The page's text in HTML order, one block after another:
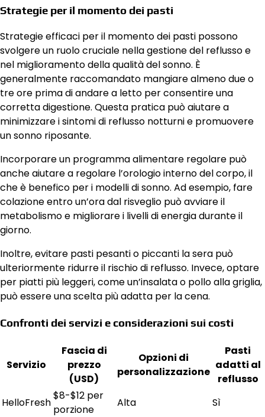
Strategie per il momento dei pasti
Strategie efficaci per il momento dei pasti possono
svolgere un ruolo cruciale nella gestione del reflusso e
nel miglioramento della qualità del sonno. È
generalmente raccomandato mangiare almeno due o
tre ore prima di andare a letto per consentire una
corretta digestione. Questa pratica può aiutare a
minimizzare i sintomi di reflusso notturni e promuovere
un sonno riposante.
Incorporare un programma alimentare regolare può
anche aiutare a regolare l’orologio interno del corpo, il
che è benefico per i modelli di sonno. Ad esempio, fare
colazione entro un’ora dal risveglio può avviare il
metabolismo e migliorare i livelli di energia durante il
giorno.
Inoltre, evitare pasti pesanti o piccanti la sera può
ulteriormente ridurre il rischio di reflusso. Invece, optare
per piatti più leggeri, come un’insalata o pollo alla griglia,
può essere una scelta più adatta per la cena.
Confronti dei servizi e considerazioni sui costi
Servizio
Fascia di
prezzo
(USD)
Opzioni di
personalizzazione
Pasti
adatti al
reflusso
HelloFresh
$8-$12 per
porzione
Alta
Sì